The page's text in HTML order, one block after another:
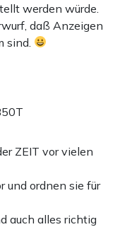
werden würde.
daß Anzeigen
sind.
ZEIT vor vielen
und ordnen sie für
auch alles richtig